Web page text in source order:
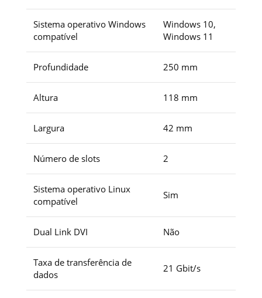
Sistema operativo Windows
compatível
Windows 10,
Windows 11
Profundidade 250 mm
Altura 118 mm
Largura 42 mm
Número de slots 2
Sistema operativo Linux
compatível
Sim
Dual Link DVI Não
Taxa de transferência de
dados
21 Gbit/s